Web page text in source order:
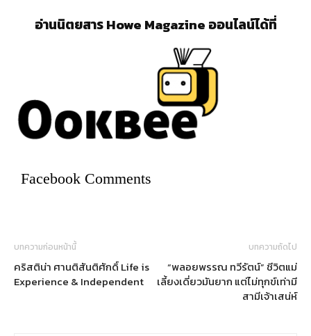
อ่านนิตยสาร Howe Magazine ออนไลน์ได้ที่
Facebook Comments
บทความก่อนหน้านี้
คริสติน่า ศานติสันติศักดิ์ Life is
Experience & Independent
บทความถัดไป
“พลอยพรรณ ทวีรัตน์” ชีวิตแม่
เลี้ยงเดี่ยวมันยาก แต่ไม่ทุกข์เท่ามี
สามีเจ้าเสน่ห์